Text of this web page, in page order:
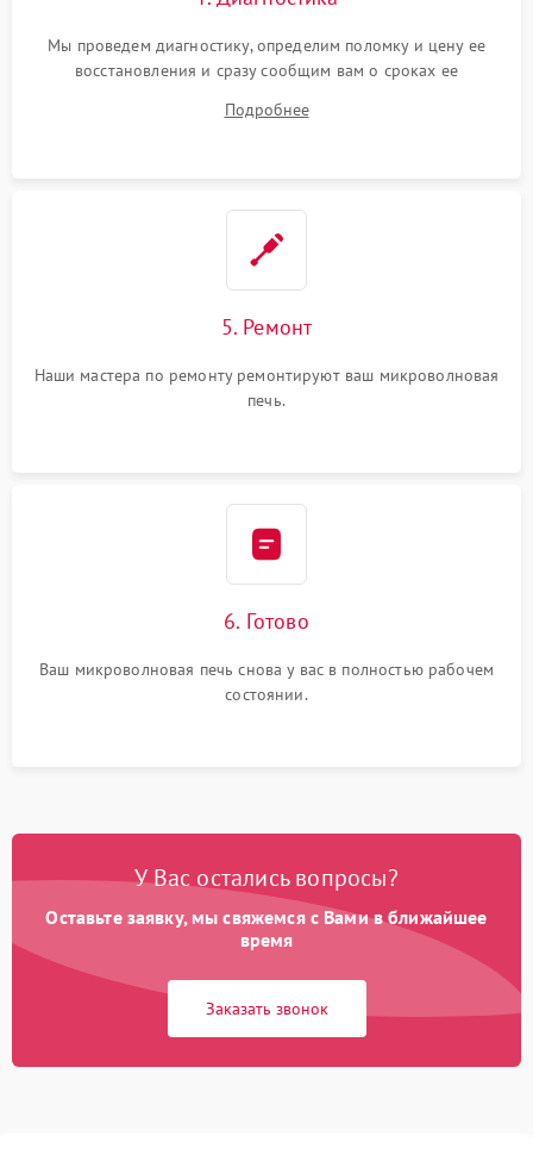
Мы проведем диагностику, определим поломку и цену ее
восстановления и сразу сообщим вам о сроках ее
Подробнее
5. Ремонт
Наши мастера по ремонту ремонтируют ваш микроволновая
печь.
6. Готово
Ваш микроволновая печь снова у вас в полностью рабочем
состоянии.
У Вас остались вопросы?
Оставьте заявку, мы свяжемся с Вами в ближайшее
время
Заказать звонок